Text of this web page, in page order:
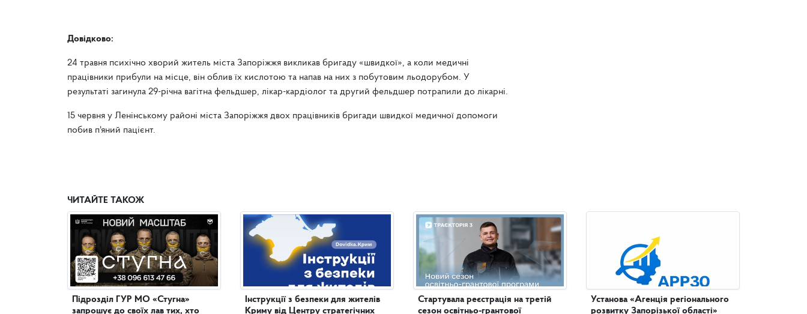
Довідково:
24 травня психічно хворий житель міста Запоріжжя викликав бригаду «швидкої», а коли медичні
працівники прибули на місце, він облив їх кислотою та напав на них з побутовим льодорубом. У
результаті загинула 29-річна вагітна фельдшер, лікар-кардіолог та другий фельдшер потрапили до лікарні.
15 червня у Ленінському районі міста Запоріжжя двох працівників бригади швидкої медичної допомоги
побив п'яний пацієнт.
ЧИТАЙТЕ ТАКОЖ
Підрозділ ГУР МО «Стугна»
запрошує до своїх лав тих, хто
Інструкції з безпеки для жителів
Криму від Центру стратегічних
Стартувала реєстрація на третій
сезон освітньо-грантової
Установа «Агенція регіонального
розвитку Запорізької області»